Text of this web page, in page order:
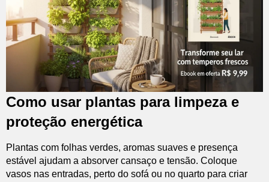
Como usar plantas para limpeza e
proteção energética
Plantas com folhas verdes, aromas suaves e presença
estável ajudam a absorver cansaço e tensão. Coloque
vasos nas entradas, perto do sofá ou no quarto para criar